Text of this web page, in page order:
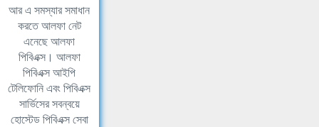
আর এ সমস্যার সমাধান
করতে আলফা নেট
এনেছে আলফা
পিবিএক্স। আলফা
পিবিএক্স আইপি
টেলিফোনি এবং পিবিএক্স
সার্ভিসের সবন্বয়ে
হোস্টেড পিবিএক্স সেবা